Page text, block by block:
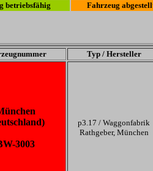
betriebsfähig Fahrzeug
Typ / Hersteller
3003
p3.17 / Waggonfabrik
Rathgeber, München